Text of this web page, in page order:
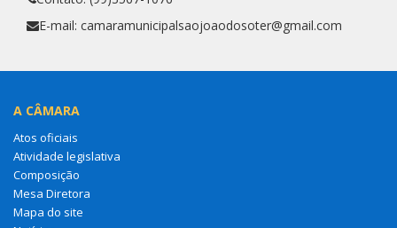
E-mail: camaramunicipalsaojoaodosoter@gmail.com
A CÂMARA
Atos oficiais
Atividade legislativa
Composição
Mesa Diretora
Mapa do site